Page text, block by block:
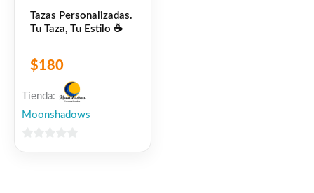
Tazas Personalizadas.
Tu Taza, Tu Estilo ☕
$180
Tienda:
Moonshadows